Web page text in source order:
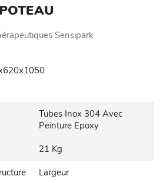
Sensipark
Tubes Inox 304 Avec
Peinture Epoxy
21 Kg
Largeur